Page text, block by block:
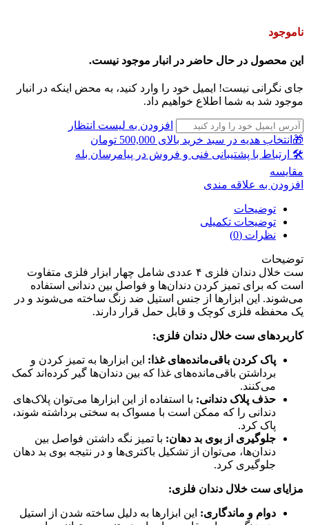
ناموجود
این محصول در حال حاضر در انبار موجود نیست.
جای نگرانی نیست! ایمیل خود را وارد کنید، به محض اینکه در انبار
موجود شد به شما اطلاع خواهیم داد.
افزودن به لیست انتظار
🎁انتخاب هدیه در سبد خرید بالای 500,000 تومان
🛠 ارتباط با پشتیبانی فنی و فروش در پیامرسان بله
مقايسه
افزودن به علاقه مندی
توضیحات
توضیحات تکمیلی
نظرات (0)
توضیحات
ست خلال دندان فلزی ۴ عددی شامل چهار ابزار فلزی متفاوت
است که برای تمیز کردن دندان‌ها و فواصل بین دندانی استفاده
می‌شوند. این ابزارها از جنس استیل ضد زنگ ساخته می‌شوند و در
یک محفظه فلزی کوچک و قابل حمل قرار دارند.
کاربردهای ست خلال دندان فلزی:
پاک کردن باقی‌مانده‌های غذا: این ابزارها به تمیز کردن و
برداشتن باقی‌مانده‌های غذا که بین دندان‌ها گیر کرده‌اند کمک
می‌کنند.
حذف پلاک دندانی: با استفاده از این ابزارها می‌توان پلاک‌های
دندانی را که ممکن است با مسواک به سختی برداشته شوند،
پاک کرد.
جلوگیری از بوی بد دهان: با تمیز نگه داشتن فواصل بین
دندان‌ها، می‌توان از تشکیل باکتری‌ها و در نتیجه بوی بد دهان
جلوگیری کرد.
مزایای ست خلال دندان فلزی:
دوام و ماندگاری: این ابزارها به دلیل ساخته شدن از استیل